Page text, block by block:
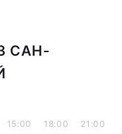
САН-
15:00 18:00 21:00